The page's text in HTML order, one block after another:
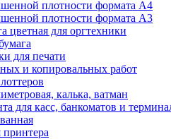
плотности формата А4
плотности формата А3
цветная для оргтехники
для печати
и копировальных работ
калька, ватман
для касс, банкоматов и